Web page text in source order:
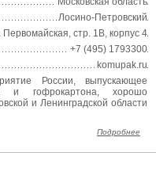
Лосино-Петровский
стр. 1В, корпус 4
+7 (495) 1793300
komupak.ru
России, выпускающее
и гофрокартона, хорошо
и Ленинградской области
Подробнее